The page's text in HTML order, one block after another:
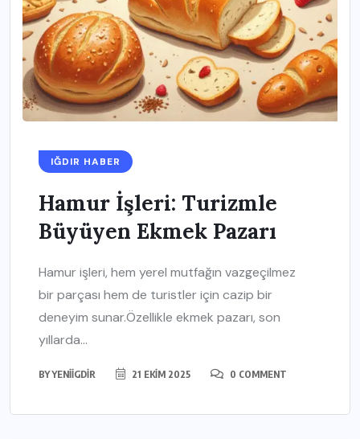
IĞDIR HABER
Hamur İşleri: Turizmle
Büyüyen Ekmek Pazarı
Hamur işleri, hem yerel mutfağın vazgeçilmez
bir parçası hem de turistler için cazip bir
deneyim sunar.Özellikle ekmek pazarı, son
yıllarda...
BYYENIIGDIR 21 EKIM 2025 0 COMMENT